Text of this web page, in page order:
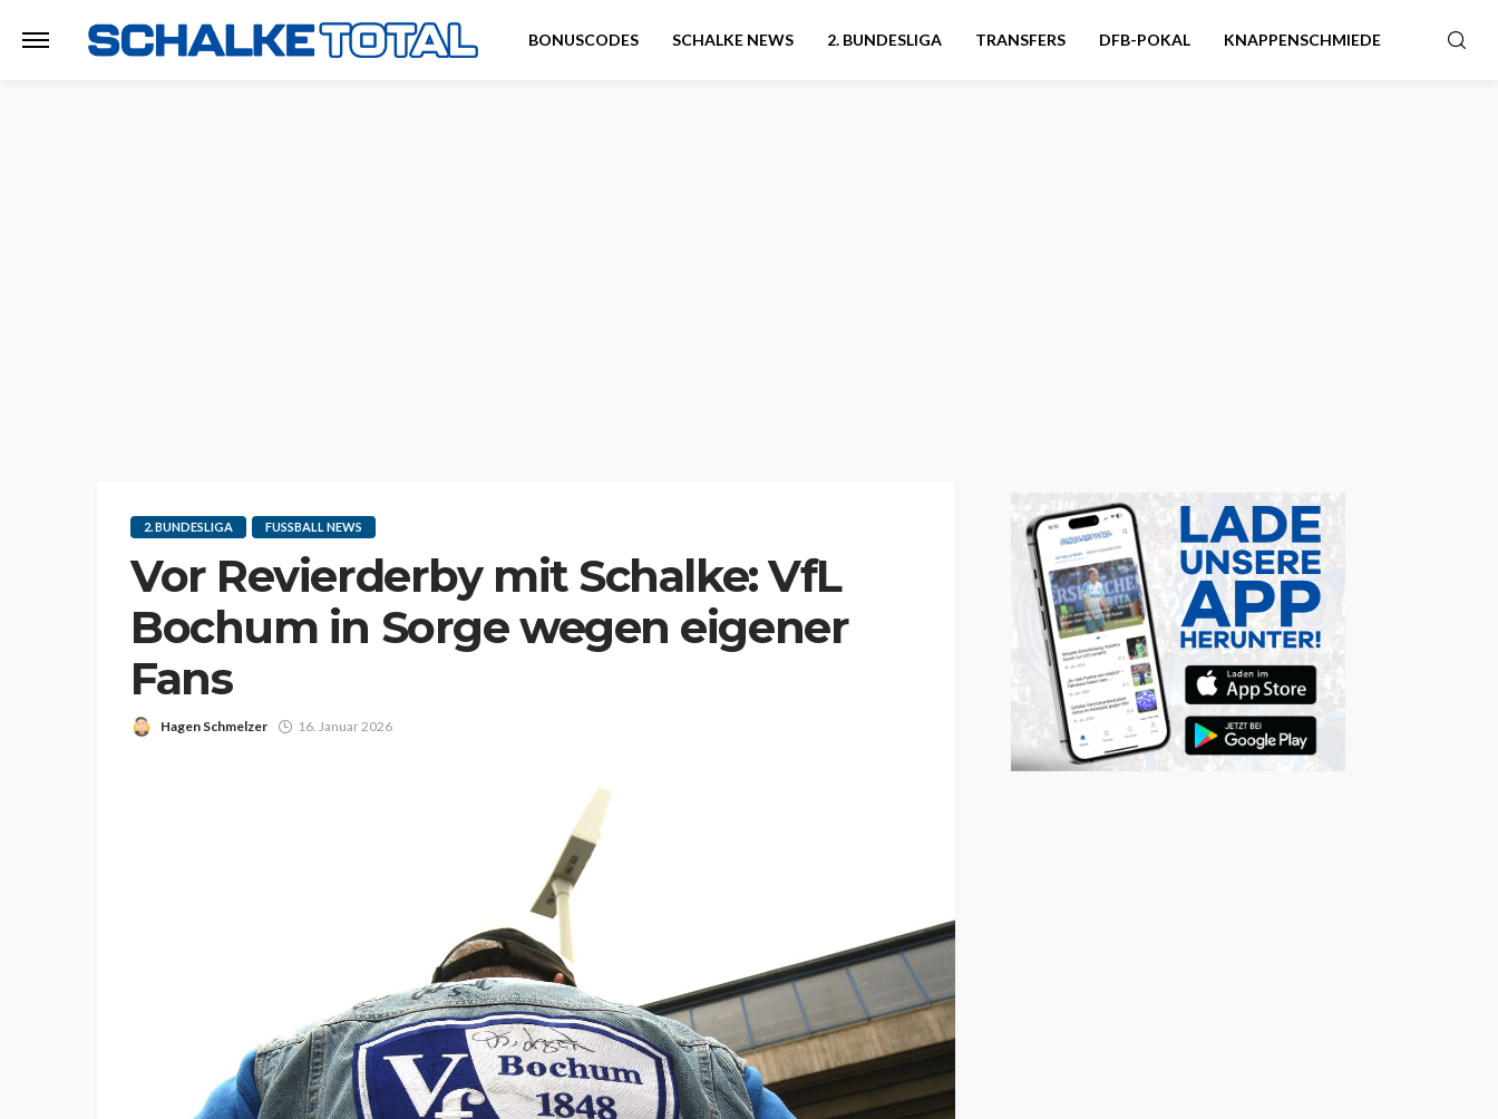
BONUSCODES SCHALKE NEWS 2. BUNDESLIGA TRANSFERS DFB-POKAL KNAPPENSCHMIEDE
2. BUNDESLIGA FUSSBALL NEWS
Vor Revierderby mit Schalke: VfL
Bochum in Sorge wegen eigener
Fans
Hagen Schmelzer 16. Januar 2026